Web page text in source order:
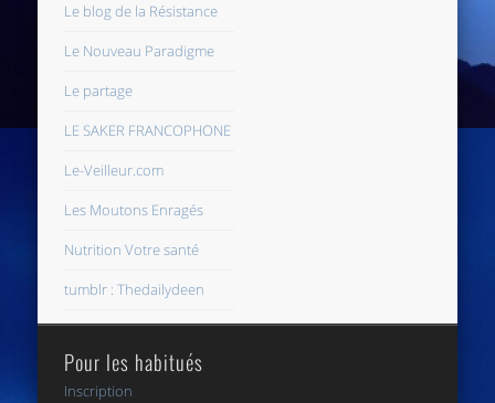
Le blog de la Résistance
Le Nouveau Paradigme
Le partage
LE SAKER FRANCOPHONE
Le-Veilleur.com
Les Moutons Enragés
Nutrition Votre santé
tumblr : Thedailydeen
Pour les habitués
Inscription